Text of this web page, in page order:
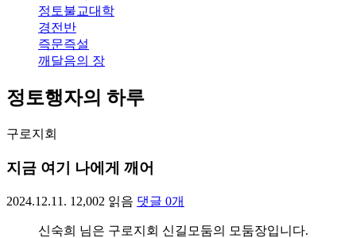
정토불교대학
경전반
즉문즉설
깨달음의 장
정토행자의 하루
구로지회
지금 여기 나에게 깨어
2024.12.11. 12,002 읽음 댓글 0개
신숙희 님은 구로지회 신길모둠의 모둠장입니다.